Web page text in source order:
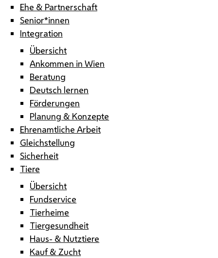
Ehe & Partnerschaft
Senior*innen
Integration
Übersicht
Ankommen in Wien
Beratung
Deutsch lernen
Förderungen
Planung & Konzepte
Ehrenamtliche Arbeit
Gleichstellung
Sicherheit
Tiere
Übersicht
Fundservice
Tierheime
Tiergesundheit
Haus- & Nutztiere
Kauf & Zucht